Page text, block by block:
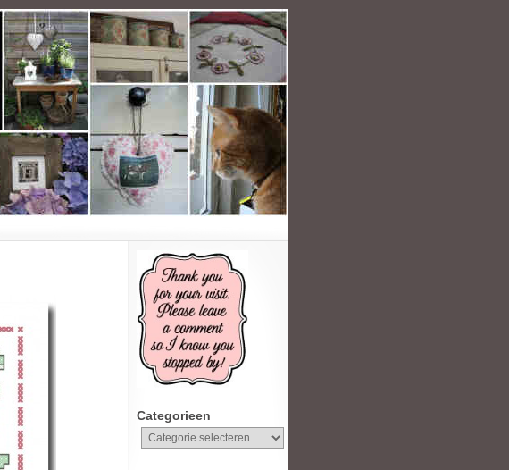
Categorieen
Categorieen